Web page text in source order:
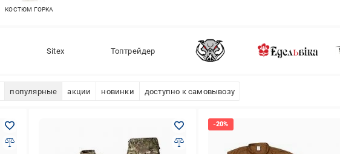
КОСТЮМ ГОРКА
Siteх Топтрейдер
популярные акции новинки доступно к самовывозу